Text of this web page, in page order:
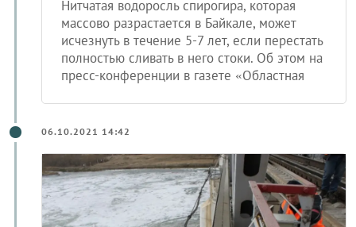
Нитчатая водоросль спирогира, которая
массово разрастается в Байкале, может
исчезнуть в течение 5-7 лет, если перестать
полностью сливать в него стоки. Об этом на
пресс-конференции в газете «Областная
06.10.2021 14:42